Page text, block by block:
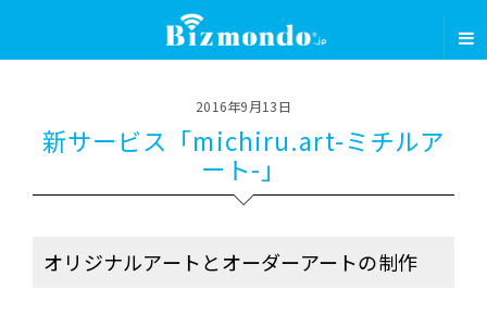
2016年9月13日
新サービス「michiru.art-ミチルア
ート-」
オリジナルアートとオーダーアートの制作